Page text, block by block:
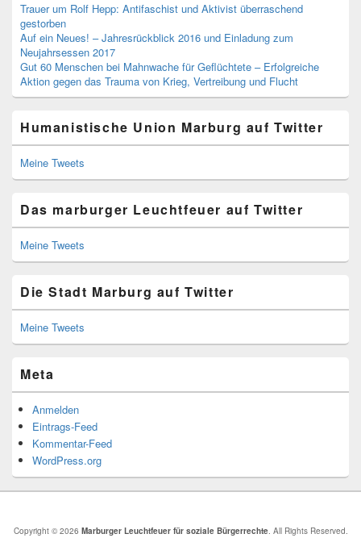
Trauer um Rolf Hepp: Antifaschist und Aktivist überraschend
gestorben
Auf ein Neues! – Jahresrückblick 2016 und Einladung zum
Neujahrsessen 2017
Gut 60 Menschen bei Mahnwache für Geflüchtete – Erfolgreiche
Aktion gegen das Trauma von Krieg, Vertreibung und Flucht
Humanistische Union Marburg auf Twitter
Meine Tweets
Das marburger Leuchtfeuer auf Twitter
Meine Tweets
Die Stadt Marburg auf Twitter
Meine Tweets
Meta
Anmelden
Eintrags-Feed
Kommentar-Feed
WordPress.org
Copyright © 2026 Marburger Leuchtfeuer für soziale Bürgerrechte. All Rights Reserved.